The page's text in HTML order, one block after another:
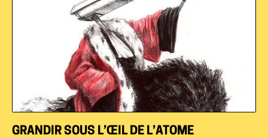
GRANDIR SOUS L’ŒIL DE L’ATOME